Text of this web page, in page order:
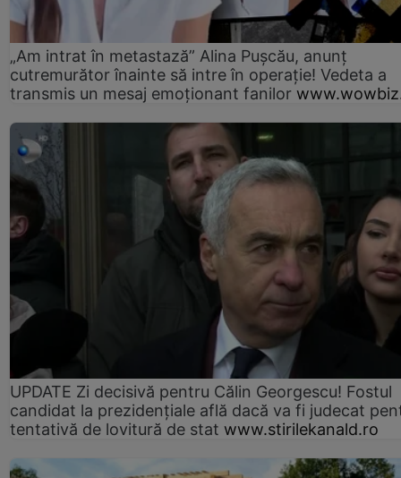
„Am intrat în metastază” Alina Pușcău, anunț
cutremurător înainte să intre în operație! Vedeta a
transmis un mesaj emoționant fanilor
UPDATE Zi decisivă pentru Călin Georgescu! Fostul
candidat la prezidențiale află dacă va fi judecat
tentativă de lovitură de stat www.stirilekanald.ro